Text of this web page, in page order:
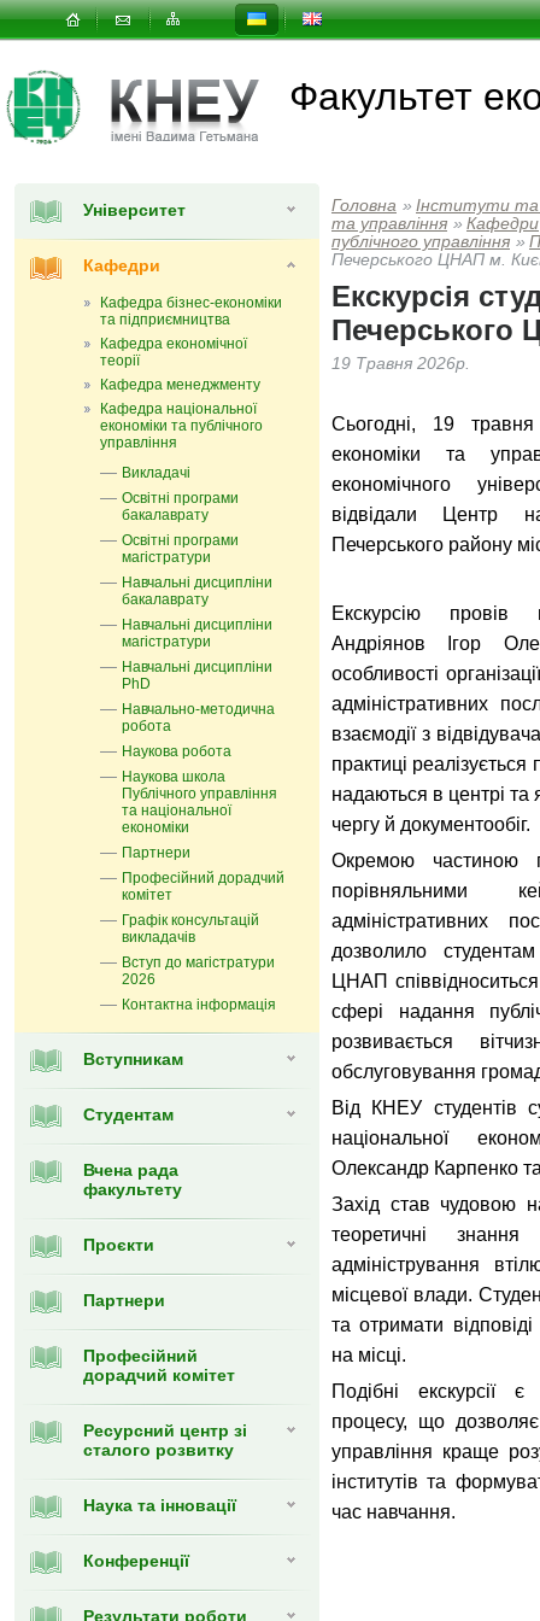
Факультет
Університет
Кафедри
Кафедра бізнес-економіки
та підприємництва
Кафедра економічної
теорії
Кафедра менеджменту
Кафедра національної
економіки та публічного
управління
Викладачі
Освітні програми
бакалаврату
Освітні програми
магістратури
Навчальні дисципліни
бакалаврату
Навчальні дисципліни
магістратури
Навчальні дисципліни
PhD
Навчально-методична
робота
Наукова робота
Наукова школа
Публічного управління
та національної
економіки
Партнери
Професійний дорадчий
комітет
Графік консультацій
викладачів
Вступ до магістратури
2026
Контактна інформація
Вступникам
Студентам
Вчена рада
факультету
Проєкти
Партнери
Професійний
дорадчий комітет
Ресурсний центр зі
сталого розвитку
Наука та інновації
Конференції
Результати роботи
Головна » Інститути
та управлiння » Кафедри
публічного управління »
Печерського ЦНАП м.
Екскурсія
Печерського
19 Травня 2026р.
Сьогодні, 19
економіки та
економічного
відвідали Центр
Печерського району
Екскурсію провів
Андріянов Ігор
особливості
адміністративних
взаємодії з
практиці
надаються в центрі та
чергу й документообіг.
Окремою частиною
порівняльними
адміністративних
дозволило
ЦНАП
сфері надання
розвивається
обслуговування
Від КНЕУ студентів
національної
Олександр Карпенко
Захід став чудовою
теоретичні
адміністрування
місцевої влади.
та отримати
на місці.
Подібні екскурсії
процесу, що
управління краще
інститутів та
час навчання.